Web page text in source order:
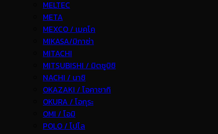
MELTEC
META
MEXCO / เมคโค
MIKASA/มิกาซ่า
MITACHI
MITSUBISHI / มิตซูบิชิ
NACHI / นาชิ
OKAZAKI / โอคาซากิ
OKURA / โอกุระ
OMI / โอมิ
POLO / โปโล